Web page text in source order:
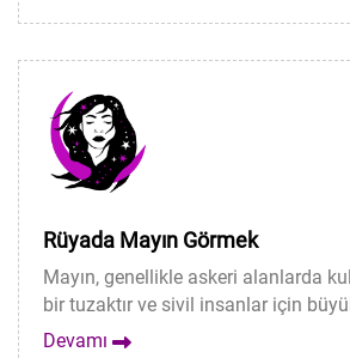
Rüyada Mayın Görmek
Mayın, genellikle askeri alanlarda
bir tuzaktır ve sivil insanlar için
Devamı